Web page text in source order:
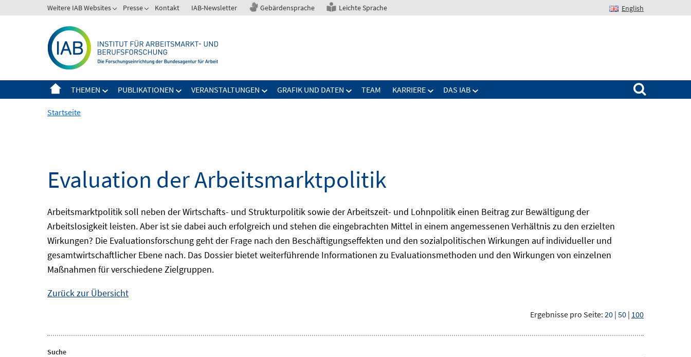
zum
Weitere IAB Websites Presse Kontakt IAB-Newsletter Gebärdensprache Leichte Sprache English
THEMEN PUBLIKATIONEN VERANSTALTUNGEN GRAFIK UND DATEN TEAM KARRIERE DAS IAB
Suchen nach:
Startseite
Evaluation der Arbeitsmarktpolitik
Arbeitsmarktpolitik soll neben der Wirtschafts- und Strukturpolitik sowie der Arbeitszeit- und Lohnpolitik einen Beitrag zur Bewältigung der
Arbeitslosigkeit leisten. Aber ist sie dabei auch erfolgreich und stehen die eingebrachten Mittel in einem angemessenen Verhältnis zu den erzielten
Wirkungen? Die Evaluationsforschung geht der Frage nach den Beschäftigungseffekten und den sozialpolitischen Wirkungen auf individueller und
gesamtwirtschaftlicher Ebene nach. Das Dossier bietet weiterführende Informationen zu Evaluationsmethoden und den Wirkungen von einzelnen
Maßnahmen für verschiedene Zielgruppen.
Zurück zur Übersicht
Ergebnisse pro Seite: 20 | 50 | 100
Suche